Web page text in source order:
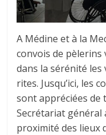
A Médine et à la
convois de pèlerins
dans la sérénité
rites. Jusqu’ici, les
sont appréciées de
Secrétariat général
proximité des lieux